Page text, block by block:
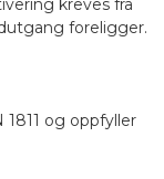
kreves fra
foreligger.
1811 og oppfyller